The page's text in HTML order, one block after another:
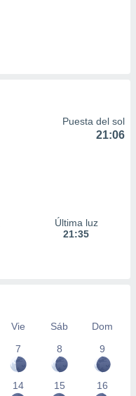
Puesta del sol
21:06
Última luz
21:35
Vie Sáb
Dom
7
8 9
14 15 16